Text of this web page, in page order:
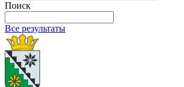
Поиск
Все результаты